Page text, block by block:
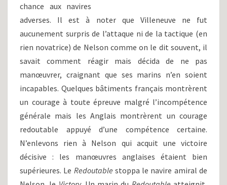
chance aux navires
adverses. Il est à noter que Villeneuve ne fut
aucunement surpris de l’attaque ni de la tactique (en
rien novatrice) de Nelson comme on le dit souvent, il
savait comment réagir mais décida de ne pas
manœuvrer, craignant que ses marins n’en soient
incapables. Quelques bâtiments français montrèrent
un courage à toute épreuve malgré l’incompétence
générale mais les Anglais montrèrent un courage
redoutable appuyé d’une compétence certaine.
N’enlevons rien à Nelson qui acquit une victoire
décisive : les manœuvres anglaises étaient bien
supérieures. Le Redoutable stoppa le navire amiral de